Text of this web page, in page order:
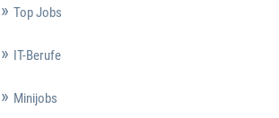
Top Jobs
IT-Berufe
Minijobs